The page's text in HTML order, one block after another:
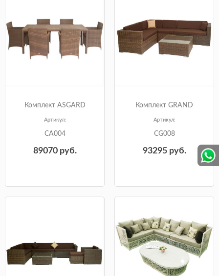
Комплект ASGARD
Артикул:
CA004
89070руб.
Комплект GRAND
Артикул:
CG008
93295руб.